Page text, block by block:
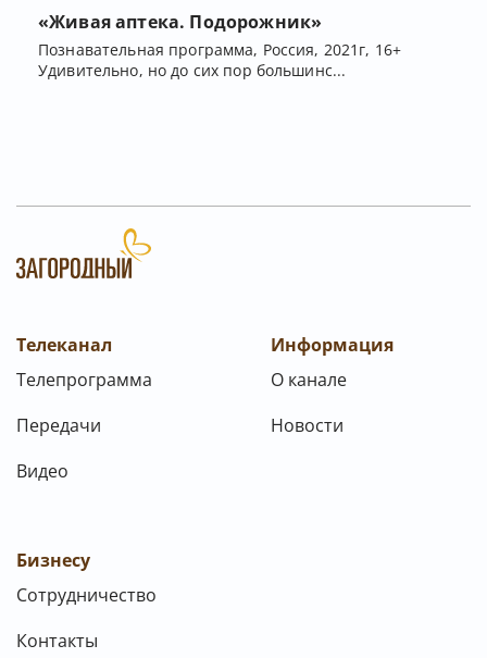
«Живая аптека. Подорожник»
Познавательная программа, Россия, 2021г, 16+
Удивительно, но до сих пор большинс...
Телеканал
Телепрограмма
Передачи
Видео
Информация
О канале
Новости
Бизнесу
Сотрудничество
Контакты